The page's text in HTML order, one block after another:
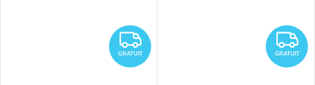
GRATUIT
GRATUIT GRATUIT